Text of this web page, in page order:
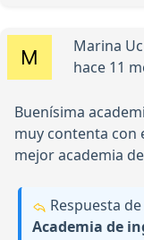
Marina
hace 11
Buenísima
muy contenta con
mejor academia
Respuesta de
Academia de